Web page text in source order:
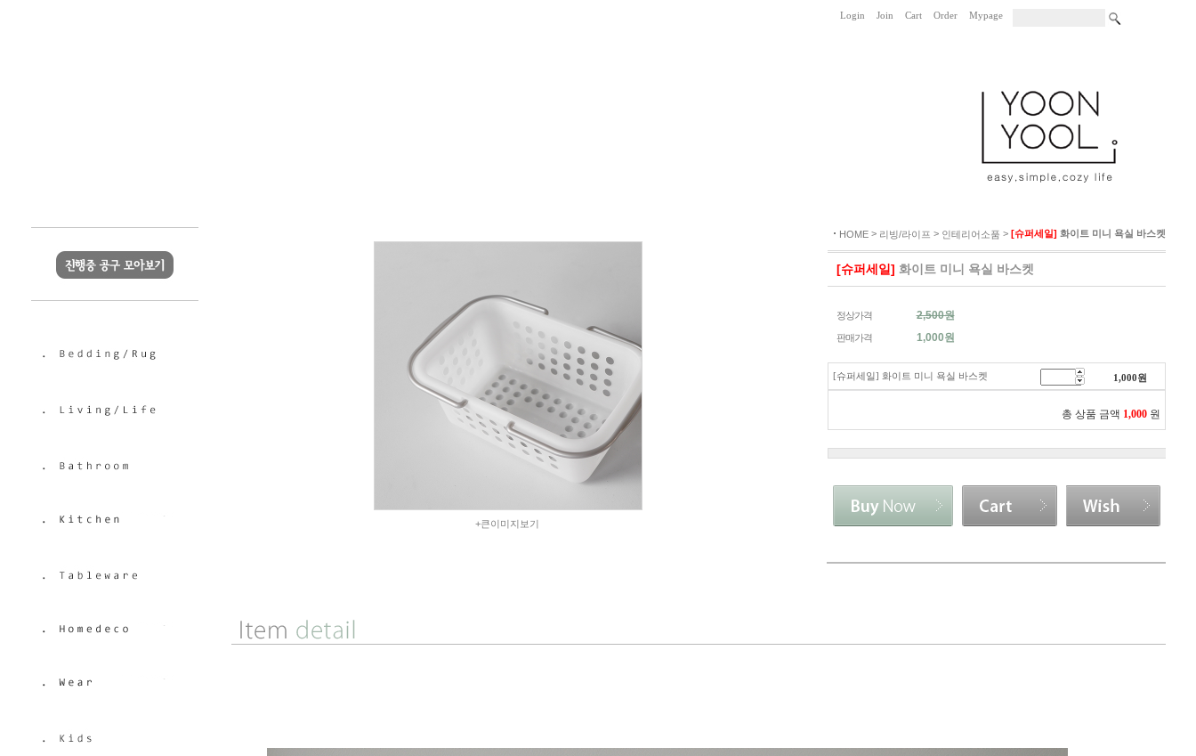
Login Join Cart Order Mypage
HOME> 리빙/라이프 > 인테리어소품 > [슈퍼세일] 화이트 미니 욕실 바스켓
+큰이미지보기
[슈퍼세일] 화이트 미니 욕실 바스켓
정상가격 2,500원
판매가격 1,000원
[슈퍼세일] 화이트 미니 욕실 바스켓 1,000원
총 상품 금액 1,000 원